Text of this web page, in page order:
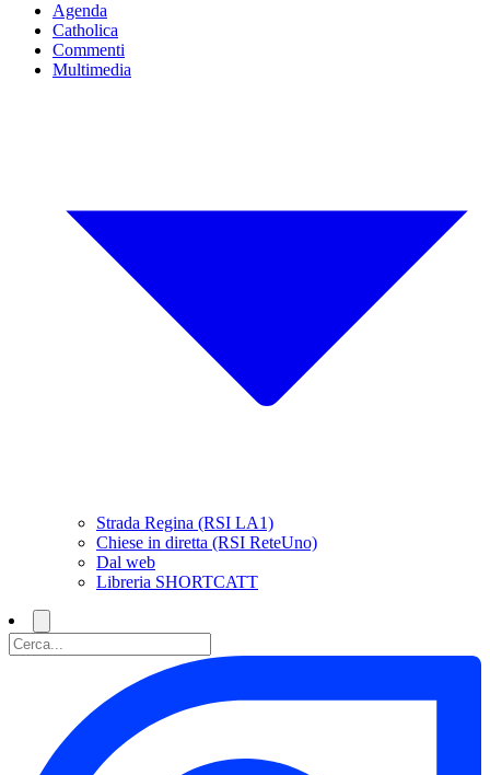
Agenda
Catholica
Commenti
Multimedia
Strada Regina (RSI LA1)
Chiese in diretta (RSI ReteUno)
Dal web
Libreria SHORTCATT